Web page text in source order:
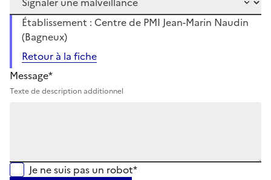
Établissement : Centre de PMI Jean-Marin Naudin
(Bagneux)
Retour à la fiche
Message*
Texte de description additionnel
Je ne suis pas un robot*